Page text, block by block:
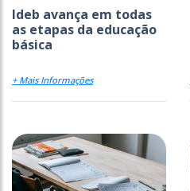
Ideb avança em todas
as etapas da educação
básica
+ Mais Informações